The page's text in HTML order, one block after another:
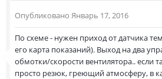
Опубликовано Январь 17, 2016
По схеме - нужен приход от датчика
его карта показаний). Выход на два
обмотки/скорости вентилятора.. если
просто резюк, греющий атмосферу, в